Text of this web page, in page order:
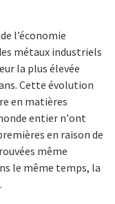
l’économie
métaux industriels
la plus élevée
Cette évolution
en matières
entier n'ont
en raison de
même
le même temps, la